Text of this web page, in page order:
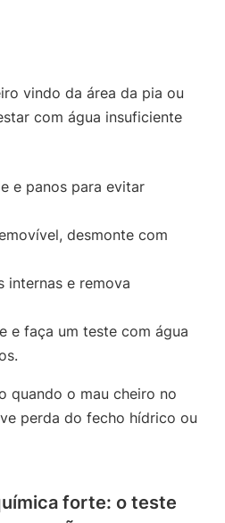
vindo da área da pia ou
com água insuficiente
e panos para evitar
desmonte com
internas e remova
e faça um teste com água
quando o mau cheiro no
perda do fecho hídrico ou
forte: o teste